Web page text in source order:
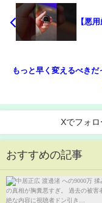
【悪
もっと早く変えるべき
Xでフォロ
おすすめの記事